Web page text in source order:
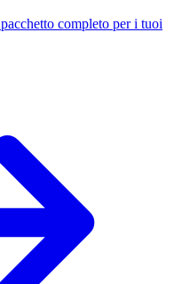
completo per i tuoi